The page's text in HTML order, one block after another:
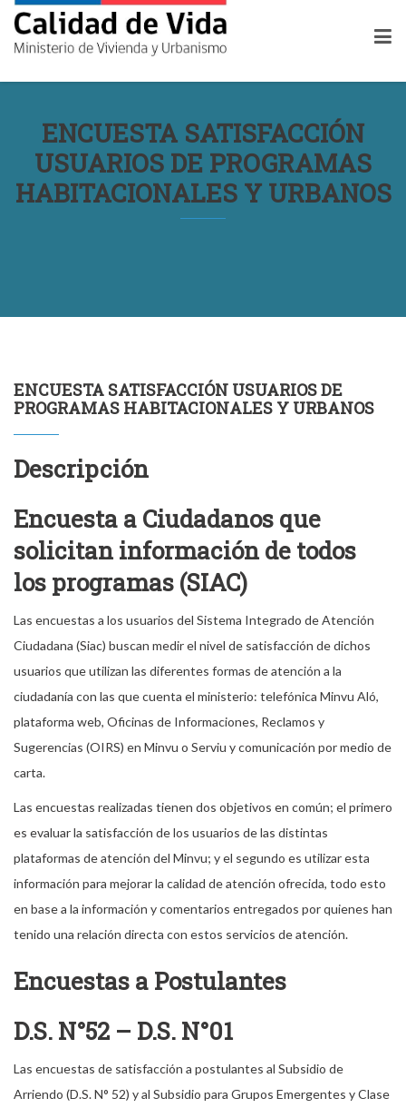
ENCUESTA SATISFACCIÓN
USUARIOS DE PROGRAMAS
HABITACIONALES Y URBANOS
ENCUESTA SATISFACCIÓN USUARIOS DE
PROGRAMAS HABITACIONALES Y URBANOS
Descripción
Encuesta a Ciudadanos que
solicitan información de todos
los programas (SIAC)
Las encuestas a los usuarios del Sistema Integrado de Atención
Ciudadana (Siac) buscan medir el nivel de satisfacción de dichos
usuarios que utilizan las diferentes formas de atención a la
ciudadanía con las que cuenta el ministerio: telefónica Minvu Aló,
plataforma web, Oficinas de Informaciones, Reclamos y
Sugerencias (OIRS) en Minvu o Serviu y comunicación por medio de
carta.
Las encuestas realizadas tienen dos objetivos en común; el primero
es evaluar la satisfacción de los usuarios de las distintas
plataformas de atención del Minvu; y el segundo es utilizar esta
información para mejorar la calidad de atención ofrecida, todo esto
en base a la información y comentarios entregados por quienes han
tenido una relación directa con estos servicios de atención.
Encuestas a Postulantes
D.S. N°52 – D.S. N°01
Las encuestas de satisfacción a postulantes al Subsidio de
Arriendo (D.S. N° 52) y al Subsidio para Grupos Emergentes y Clase